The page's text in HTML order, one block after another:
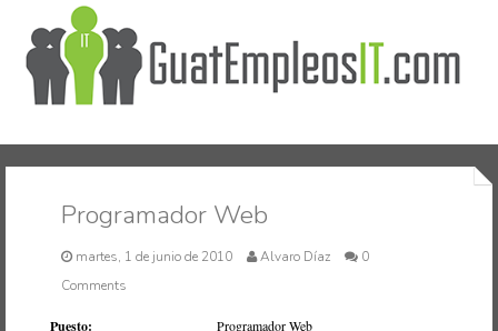
Inicio
Programador Web
martes, 1 de junio de 2010 Alvaro Díaz
0
Comments
Puesto: Programador Web